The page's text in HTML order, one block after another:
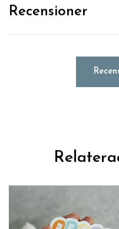
Recensioner